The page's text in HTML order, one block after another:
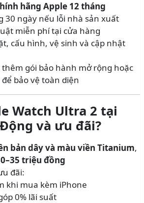
hãng Apple 12 tháng
30 ngày nếu lỗi nhà sản xuất
miễn phí tại cửa hàng
cấu hình, vệ sinh và cập nhật
thêm gói bảo hành mở rộng hoặc
bảo vệ toàn diện
Watch Ultra 2 tại
và ưu đãi?
bản dây và màu viền Titanium,
triệu đồng
đãi:
khi mua kèm iPhone
0% lãi suất